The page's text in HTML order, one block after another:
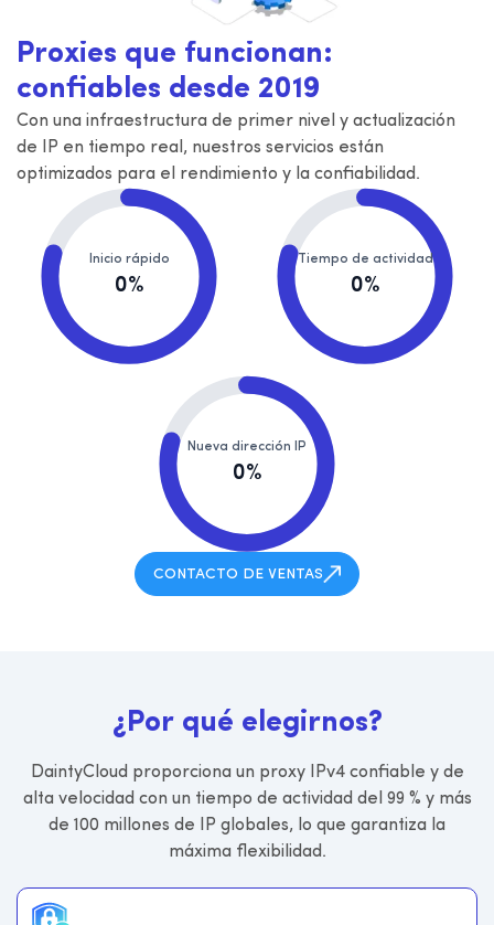
Proxies que funcionan:
confiables desde 2019
Con una infraestructura de primer nivel y actualización
de IP en tiempo real, nuestros servicios están
optimizados para el rendimiento y la confiabilidad.
Inicio rápido
0%
Tiempo de actividad
0%
Nueva dirección IP
0%
CONTACTO DE VENTAS
¿Por qué elegirnos?
DaintyCloud proporciona un proxy IPv4 confiable y de
alta velocidad con un tiempo de actividad del 99 % y más
de 100 millones de IP globales, lo que garantiza la
máxima flexibilidad.